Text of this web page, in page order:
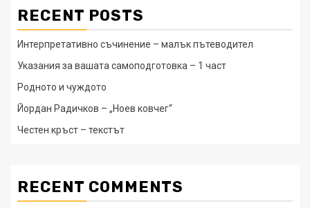
RECENT POSTS
Интерпретативно съчинение – малък пътеводител
Указания за вашата самоподготовка – 1 част
Родното и чуждото
Йордан Радичков – „Ноев ковчег“
Честен кръст – текстът
RECENT COMMENTS